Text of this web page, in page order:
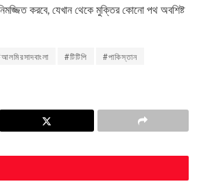
করবে, যেখান থেকে মুক্তির কোনো পথ অবশিষ্ট
#টিটিপি
#পাকিস্তান